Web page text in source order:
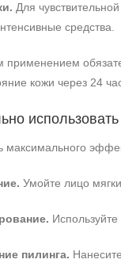
Для
средства.
кожи через 24
максимального
Умойте лицо
Используйте
пилинга.